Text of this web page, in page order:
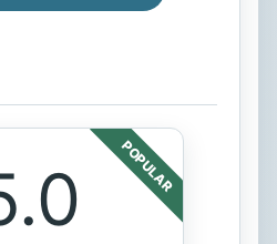
POPULAR